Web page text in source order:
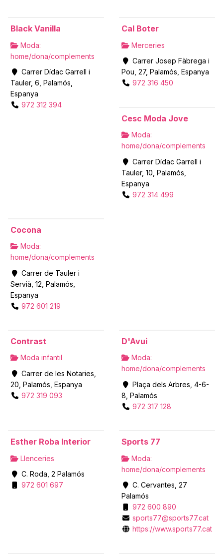
Black Vanilla
Moda:
home/dona/complements
Carrer Dídac Garrell i
Tauler, 6, Palamós,
Espanya
972 312 394
Cal Boter
Merceries
Carrer Josep Fàbrega i
Pou, 27, Palamós, Espanya
972 316 450
Cesc Moda Jove
Moda:
home/dona/complements
Carrer Dídac Garrell i
Tauler, 10, Palamós,
Espanya
972 314 499
Cocona
Moda:
home/dona/complements
Carrer de Tauler i
Servià, 12, Palamós,
Espanya
972 601 219
Contrast
Moda infantil
Carrer de les Notaries,
20, Palamós, Espanya
972 319 093
D'Avui
Moda:
home/dona/complements
Plaça dels Arbres, 4-6-
8, Palamós
972 317 128
Esther Roba Interior
Llenceries
C. Roda, 2 Palamós
972 601 697
Sports 77
Moda:
home/dona/complements
C. Cervantes, 27
Palamós
972 600 890
sports77@sports77.cat
https://www.sports77.cat